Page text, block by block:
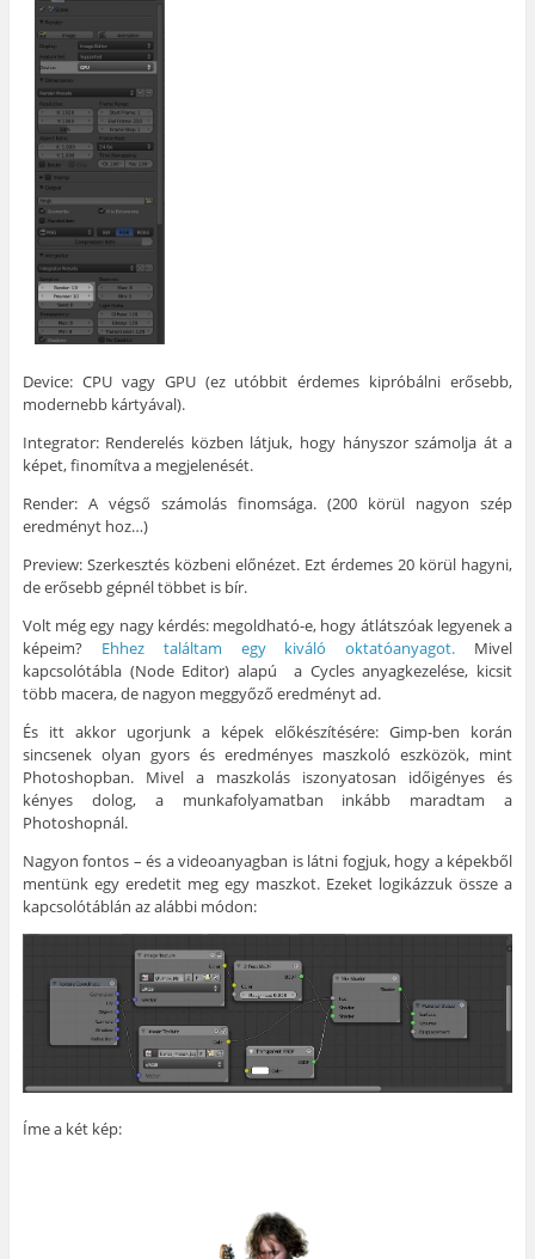
Device: CPU vagy GPU (ez utóbbit érdemes kipróbálni erősebb,
modernebb kártyával).
Integrator: Renderelés közben látjuk, hogy hányszor számolja át a
képet, finomítva a megjelenését.
Render: A végső számolás finomsága. (200 körül nagyon szép
eredményt hoz…)
Preview: Szerkesztés közbeni előnézet. Ezt érdemes 20 körül hagyni,
de erősebb gépnél többet is bír.
Volt még egy nagy kérdés: megoldható-e, hogy átlátszóak legyenek a
képeim? Ehhez találtam egy kiváló oktatóanyagot. Mivel
kapcsolótábla (Node Editor) alapú a Cycles anyagkezelése, kicsit
több macera, de nagyon meggyőző eredményt ad.
És itt akkor ugorjunk a képek előkészítésére: Gimp-ben korán
sincsenek olyan gyors és eredményes maszkoló eszközök, mint
Photoshopban. Mivel a maszkolás iszonyatosan időigényes és
kényes dolog, a munkafolyamatban inkább maradtam a
Photoshopnál.
Nagyon fontos – és a videoanyagban is látni fogjuk, hogy a képekből
mentünk egy eredetit meg egy maszkot. Ezeket logikázzuk össze a
kapcsolótáblán az alábbi módon:
Íme a két kép: